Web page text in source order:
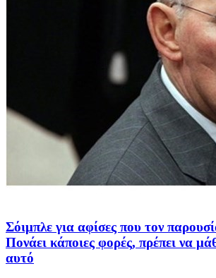
Σόιμπλε για αφίσες που τον
Πονάει κάποιες φορές, πρέπει να
αυτό